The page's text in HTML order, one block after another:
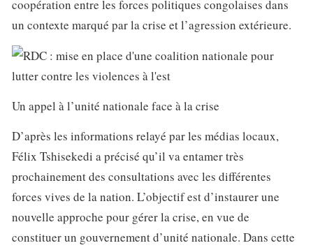
coopération entre les forces politiques congolaises dans
un contexte marqué par la crise et l’agression extérieure.
Un appel à l’unité nationale face à la crise
D’après les informations relayé par les médias locaux,
Félix Tshisekedi a précisé qu’il va entamer très
prochainement des consultations avec les différentes
forces vives de la nation. L’objectif est d’instaurer une
nouvelle approche pour gérer la crise, en vue de
constituer un gouvernement d’unité nationale. Dans cette